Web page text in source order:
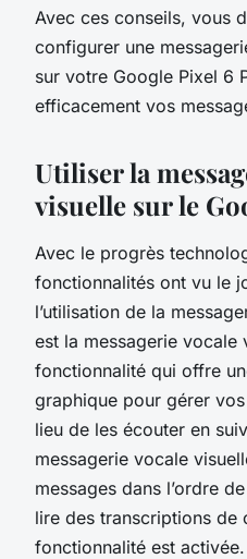
Avec ces conseils, vous
configurer une
sur votre Google Pixel 6
efficacement vos
Utiliser la
visuelle sur le
Avec le progrès
fonctionnalités ont vu le
l’utilisation de la
est la messagerie vocale
fonctionnalité qui offre
graphique pour gérer
lieu de les écouter en
messagerie vocale
messages dans l’ordre
lire des transcriptions de
fonctionnalité est